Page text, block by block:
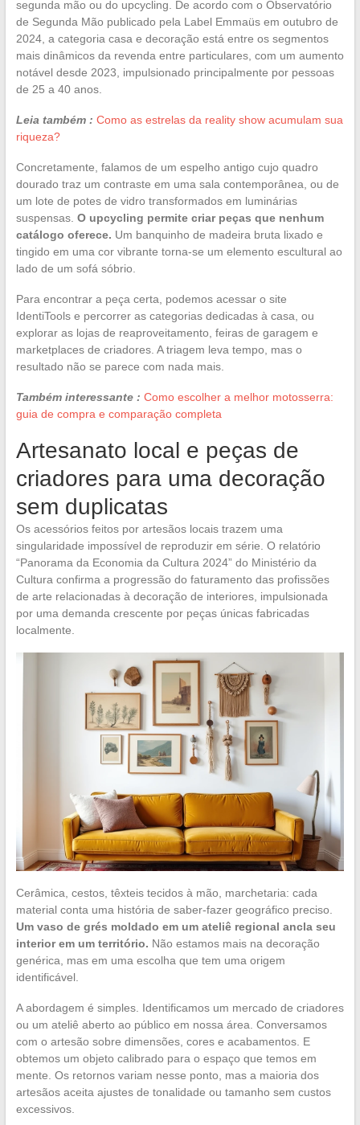
segunda mão ou do upcycling. De acordo com o Observatório
de Segunda Mão publicado pela Label Emmaüs em outubro de
2024, a categoria casa e decoração está entre os segmentos
mais dinâmicos da revenda entre particulares, com um aumento
notável desde 2023, impulsionado principalmente por pessoas
de 25 a 40 anos.
Leia também : Como as estrelas da reality show acumulam sua
riqueza?
Concretamente, falamos de um espelho antigo cujo quadro
dourado traz um contraste em uma sala contemporânea, ou de
um lote de potes de vidro transformados em luminárias
suspensas. O upcycling permite criar peças que nenhum
catálogo oferece. Um banquinho de madeira bruta lixado e
tingido em uma cor vibrante torna-se um elemento escultural ao
lado de um sofá sóbrio.
Para encontrar a peça certa, podemos acessar o site
IdentiTools e percorrer as categorias dedicadas à casa, ou
explorar as lojas de reaproveitamento, feiras de garagem e
marketplaces de criadores. A triagem leva tempo, mas o
resultado não se parece com nada mais.
Também interessante : Como escolher a melhor motosserra:
guia de compra e comparação completa
Artesanato local e peças de
criadores para uma decoração
sem duplicatas
Os acessórios feitos por artesãos locais trazem uma
singularidade impossível de reproduzir em série. O relatório
“Panorama da Economia da Cultura 2024” do Ministério da
Cultura confirma a progressão do faturamento das profissões
de arte relacionadas à decoração de interiores, impulsionada
por uma demanda crescente por peças únicas fabricadas
localmente.
Cerâmica, cestos, têxteis tecidos à mão, marchetaria: cada
material conta uma história de saber-fazer geográfico preciso.
Um vaso de grés moldado em um ateliê regional ancla seu
interior em um território. Não estamos mais na decoração
genérica, mas em uma escolha que tem uma origem
identificável.
A abordagem é simples. Identificamos um mercado de criadores
ou um ateliê aberto ao público em nossa área. Conversamos
com o artesão sobre dimensões, cores e acabamentos. E
obtemos um objeto calibrado para o espaço que temos em
mente. Os retornos variam nesse ponto, mas a maioria dos
artesãos aceita ajustes de tonalidade ou tamanho sem custos
excessivos.